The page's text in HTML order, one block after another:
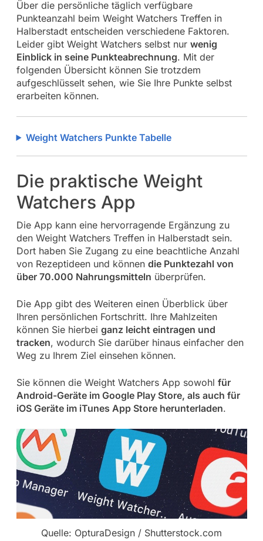
Über die persönliche täglich verfügbare
Punkteanzahl beim Weight Watchers Treffen in
Halberstadt entscheiden verschiedene Faktoren.
Leider gibt Weight Watchers selbst nur wenig
Einblick in seine Punkteabrechnung. Mit der
folgenden Übersicht können Sie trotzdem
aufgeschlüsselt sehen, wie Sie Ihre Punkte selbst
erarbeiten können.
Weight Watchers Punkte Tabelle
Die praktische Weight
Watchers App
Die App kann eine hervorragende Ergänzung zu
den Weight Watchers Treffen in Halberstadt sein.
Dort haben Sie Zugang zu eine beachtliche Anzahl
von Rezeptideen und können die Punktezahl von
über 70.000 Nahrungsmitteln überprüfen.
Die App gibt des Weiteren einen Überblick über
Ihren persönlichen Fortschritt. Ihre Mahlzeiten
können Sie hierbei ganz leicht eintragen und
tracken, wodurch Sie darüber hinaus einfacher den
Weg zu Ihrem Ziel einsehen können.
Sie können die Weight Watchers App sowohl für
Android-Geräte im Google Play Store, als auch für
iOS Geräte im iTunes App Store herunterladen.
Quelle: OpturaDesign / Shutterstock.com